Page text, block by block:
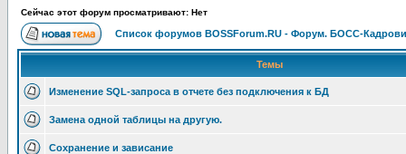
Сейчас этот форум просматривают: Нет
Список форумов BOSSForum.RU - Форум. БОСС-
Темы
Изменение SQL-запроса в отчете без подключения к БД
Замена одной таблицы на другую.
Сохранение и зависание